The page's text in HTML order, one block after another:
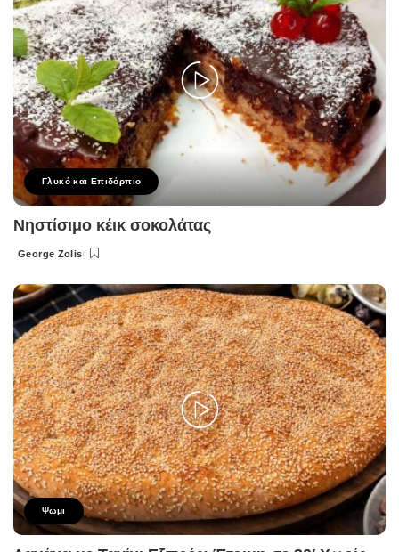
Γλυκό και Επιδόρπιο
Νηστίσιμο κέικ σοκολάτας
Posted
George Zolis
Ψωμι